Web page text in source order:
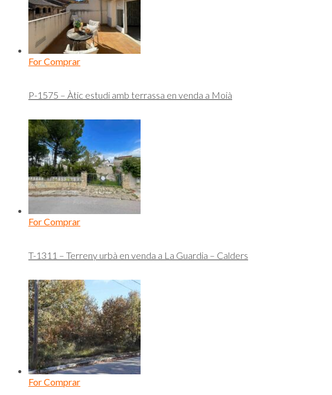
For Comprar
P-1575 – Àtic estudi amb terrassa en venda a Moià
For Comprar
T-1311 – Terreny urbà en venda a La Guardia – Calders
For Comprar